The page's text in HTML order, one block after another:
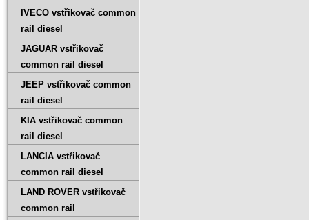
IVECO vstřikovač common
rail diesel
JAGUAR vstřikovač
common rail diesel
JEEP vstřikovač common
rail diesel
KIA vstřikovač common
rail diesel
LANCIA vstřikovač
common rail diesel
LAND ROVER vstřikovač
common rail